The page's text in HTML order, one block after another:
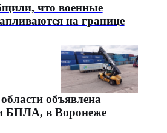
что военные
на границе
объявлена
БПЛА, в Воронеже